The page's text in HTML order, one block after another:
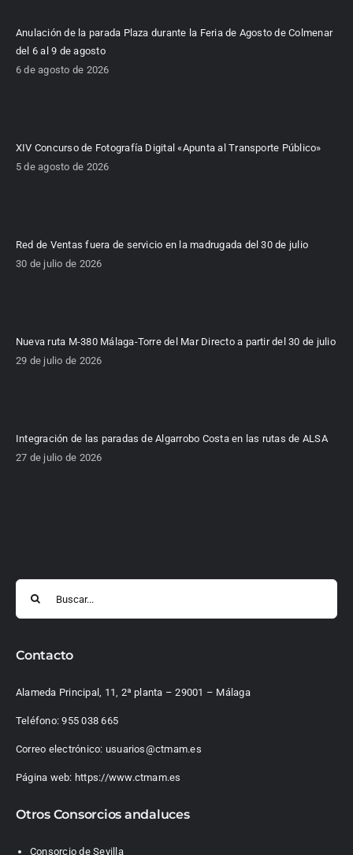
Anulación de la parada Plaza durante la Feria de Agosto de Colmenar
del 6 al 9 de agosto
6 de agosto de 2026
XIV Concurso de Fotografía Digital «Apunta al Transporte Público»
5 de agosto de 2026
Red de Ventas fuera de servicio en la madrugada del 30 de julio
30 de julio de 2026
Nueva ruta M-380 Málaga-Torre del Mar Directo a partir del 30 de julio
29 de julio de 2026
Integración de las paradas de Algarrobo Costa en las rutas de ALSA
27 de julio de 2026
Contacto
Alameda Principal, 11, 2ª planta – 29001 – Málaga
Teléfono:955 038 665
Correo electrónico: usuarios@ctmam.es
Página web: https://www.ctmam.es
Otros Consorcios andaluces
Consorcio de Sevilla